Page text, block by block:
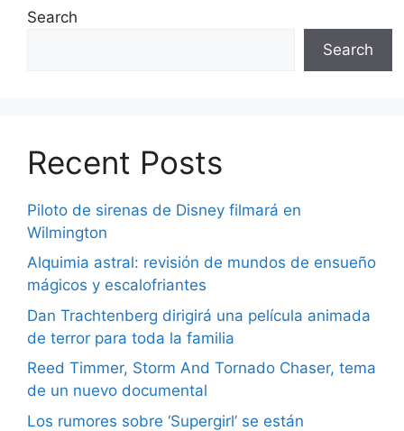
Search
Search
Recent Posts
Piloto de sirenas de Disney filmará en
Wilmington
Alquimia astral: revisión de mundos de ensueño
mágicos y escalofriantes
Dan Trachtenberg dirigirá una película animada
de terror para toda la familia
Reed Timmer, Storm And Tornado Chaser, tema
de un nuevo documental
Los rumores sobre ‘Supergirl’ se están